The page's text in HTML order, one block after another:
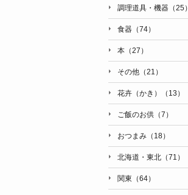
調理道具・機器（25）
食器（74）
本（27）
その他（21）
花卉（かき）（13）
ご飯のお供（7）
おつまみ（18）
北海道・東北（71）
関東（64）